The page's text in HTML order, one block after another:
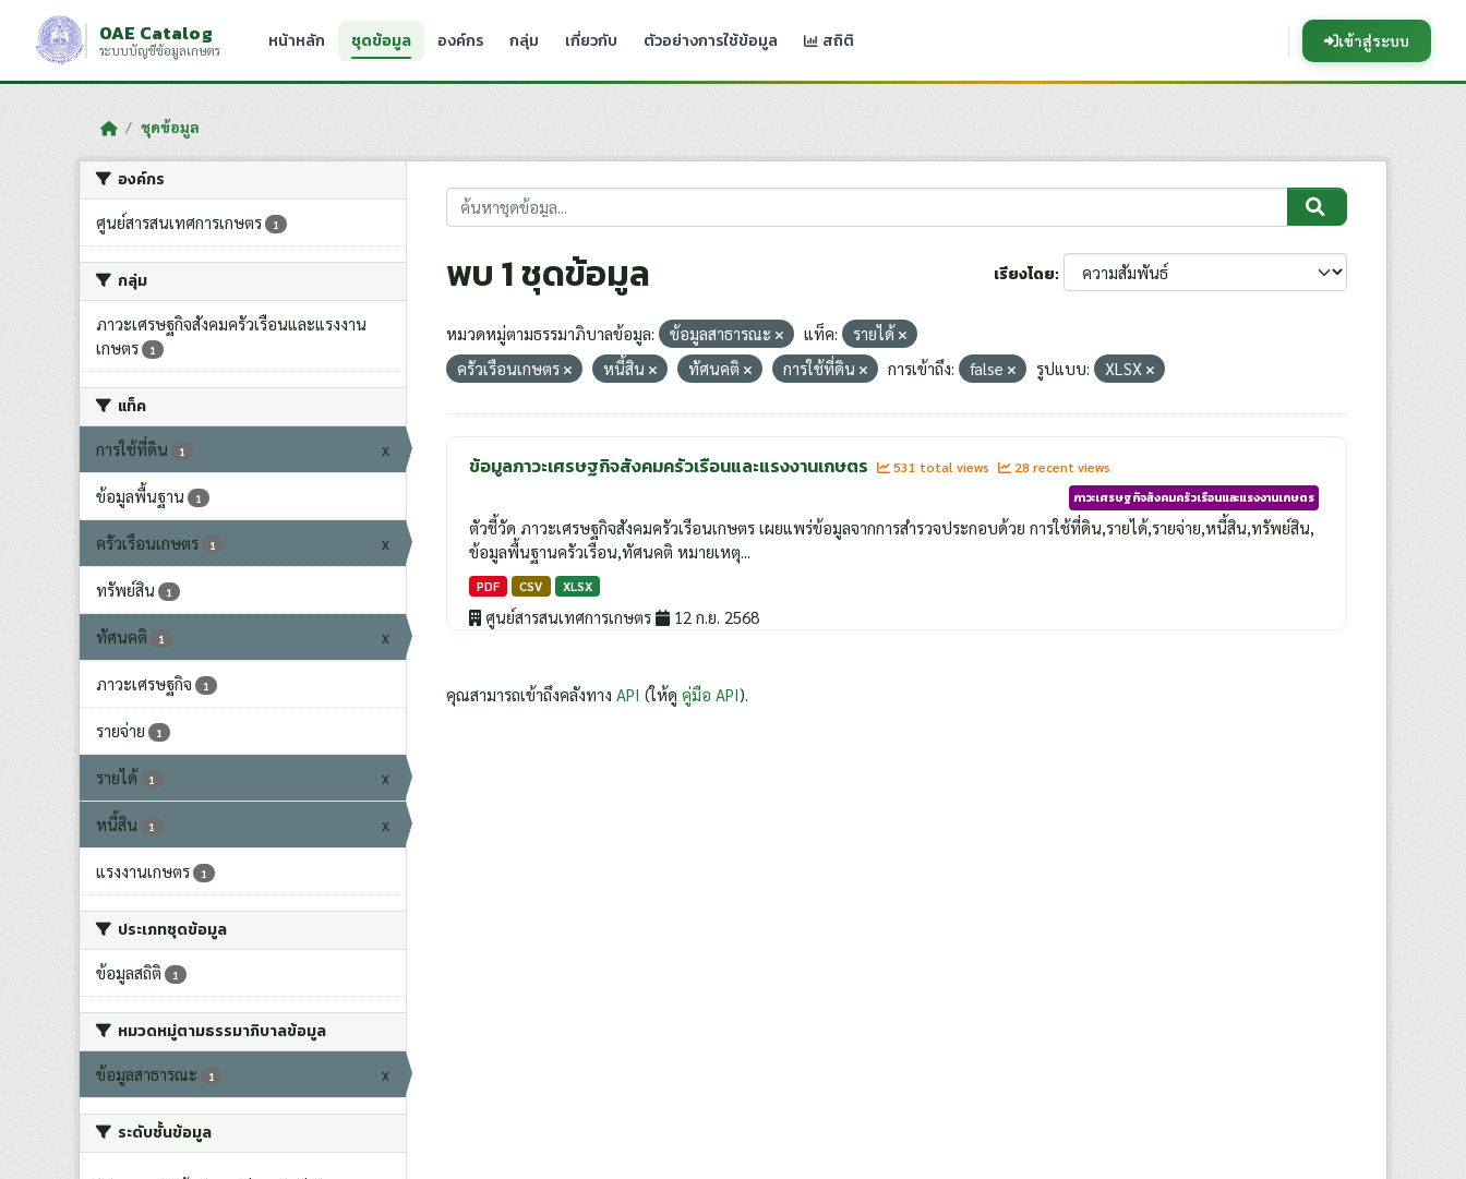
Skip to main content
OAE Catalog
ระบบบัญชีข้อมูลเกษตร หน้าหลัก ชุดข้อมูล องค์กร กลุ่ม เกี่ยวกับ ตัวอย่างการใช้ข้อมูล สถิติ เข้าสู่ระบบ
ชุดข้อมูล
องค์กร
ศูนย์สารสนเทศการเกษตร 1
กลุ่ม
ภาวะเศรษฐกิจสังคมครัวเรือนและแรงงาน
เกษตร
1
แท็ค
การใช้ที่ดิน 1 x
ข้อมูลพื้นฐาน 1
ครัวเรือนเกษตร 1 x
ทรัพย์สิน 1
ทัศนคติ 1 x
ภาวะเศรษฐกิจ 1
รายจ่าย 1
รายได้ 1 x
หนี้สิน 1 x
แรงงานเกษตร 1
ประเภทชุดข้อมูล
ข้อมูลสถิติ 1
หมวดหมู่ตามธรรมาภิบาลข้อมูล
ข้อมูลสาธารณะ 1 x
ระดับชั้นข้อมูล
เรียงโดย
พบ 1 ชุดข้อมูล
หมวดหมู่ตามธรรมาภิบาลข้อมูล: ข้อมูลสาธารณะ แท็ค:
รายได้
ครัวเรือนเกษตร
หนี้สิน ทัศนคติ การใช้ที่ดิน การเข้าถึง: false รูปแบบ: XLSX
ข้อมูลภาวะเศรษฐกิจสังคมครัวเรือนและแรงงานเกษตร 531 total views
28 recent views
ภาวะเศรษฐกิจสังคมครัวเรือนและแรงงานเกษตร
ตัวชี้วัด ภาวะเศรษฐกิจสังคมครัวเรือนเกษตร เผยแพร่ข้อมูลจากการสำรวจประกอบด้วย การใช้ที่ดิน,รายได้,รายจ่าย,หนี้สิน,ทรัพย์สิน,
ข้อมูลพื้นฐานครัวเรือน,ทัศนคติ หมายเหตุ...
PDF CSV XLSX
ศูนย์สารสนเทศการเกษตร 12 ก.ย. 2568
คุณสามารถเข้าถึงคลังทาง API (ให้ดู คู่มือ API).